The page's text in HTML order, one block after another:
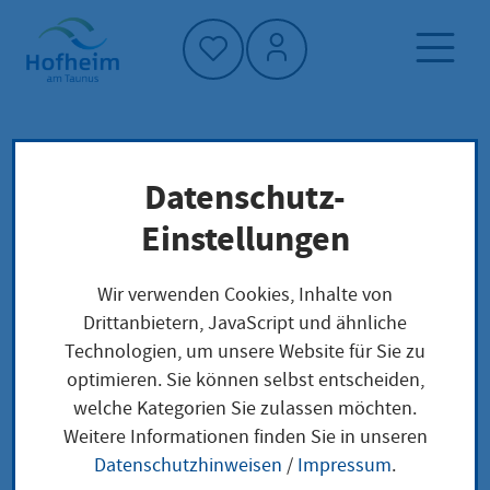
Startseite"
Dienstleistung-Finder
Lokale Anliegen
Sachverständige für die Wertermittlung von
bebauten und unbebauten Grundstücken,
öffentliche Bestellung und Vereidigung
Sachverständige für
die Wertermittlung
Datenschutz-
Einstellungen
Wir verwenden Cookies, Inhalte von
Drittanbietern, JavaScript und ähnliche
Technologien, um unsere Website für Sie zu
optimieren. Sie können selbst entscheiden,
welche Kategorien Sie zulassen möchten.
Weitere Informationen finden Sie in unseren
Datenschutzhinweisen / Impressum.